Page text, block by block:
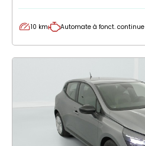
10 km Automate à fonct. continue